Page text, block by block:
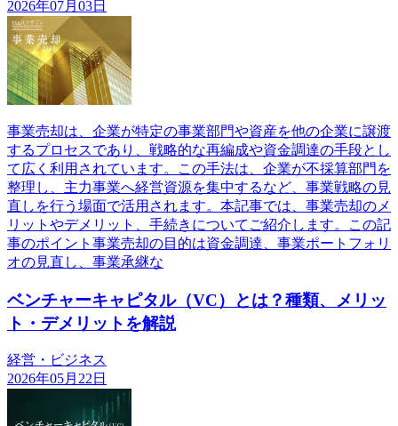
2026年07月03日
事業売却は、企業が特定の事業部門や資産を他の企業に譲渡
するプロセスであり、戦略的な再編成や資金調達の手段とし
て広く利用されています。この手法は、企業が不採算部門を
整理し、主力事業へ経営資源を集中するなど、事業戦略の見
直しを行う場面で活用されます。本記事では、事業売却のメ
リットやデメリット、手続きについてご紹介します。この記
事のポイント事業売却の目的は資金調達、事業ポートフォリ
オの見直し、事業承継な
ベンチャーキャピタル（VC）とは？種類、メリッ
ト・デメリットを解説
経営・ビジネス
2026年05月22日